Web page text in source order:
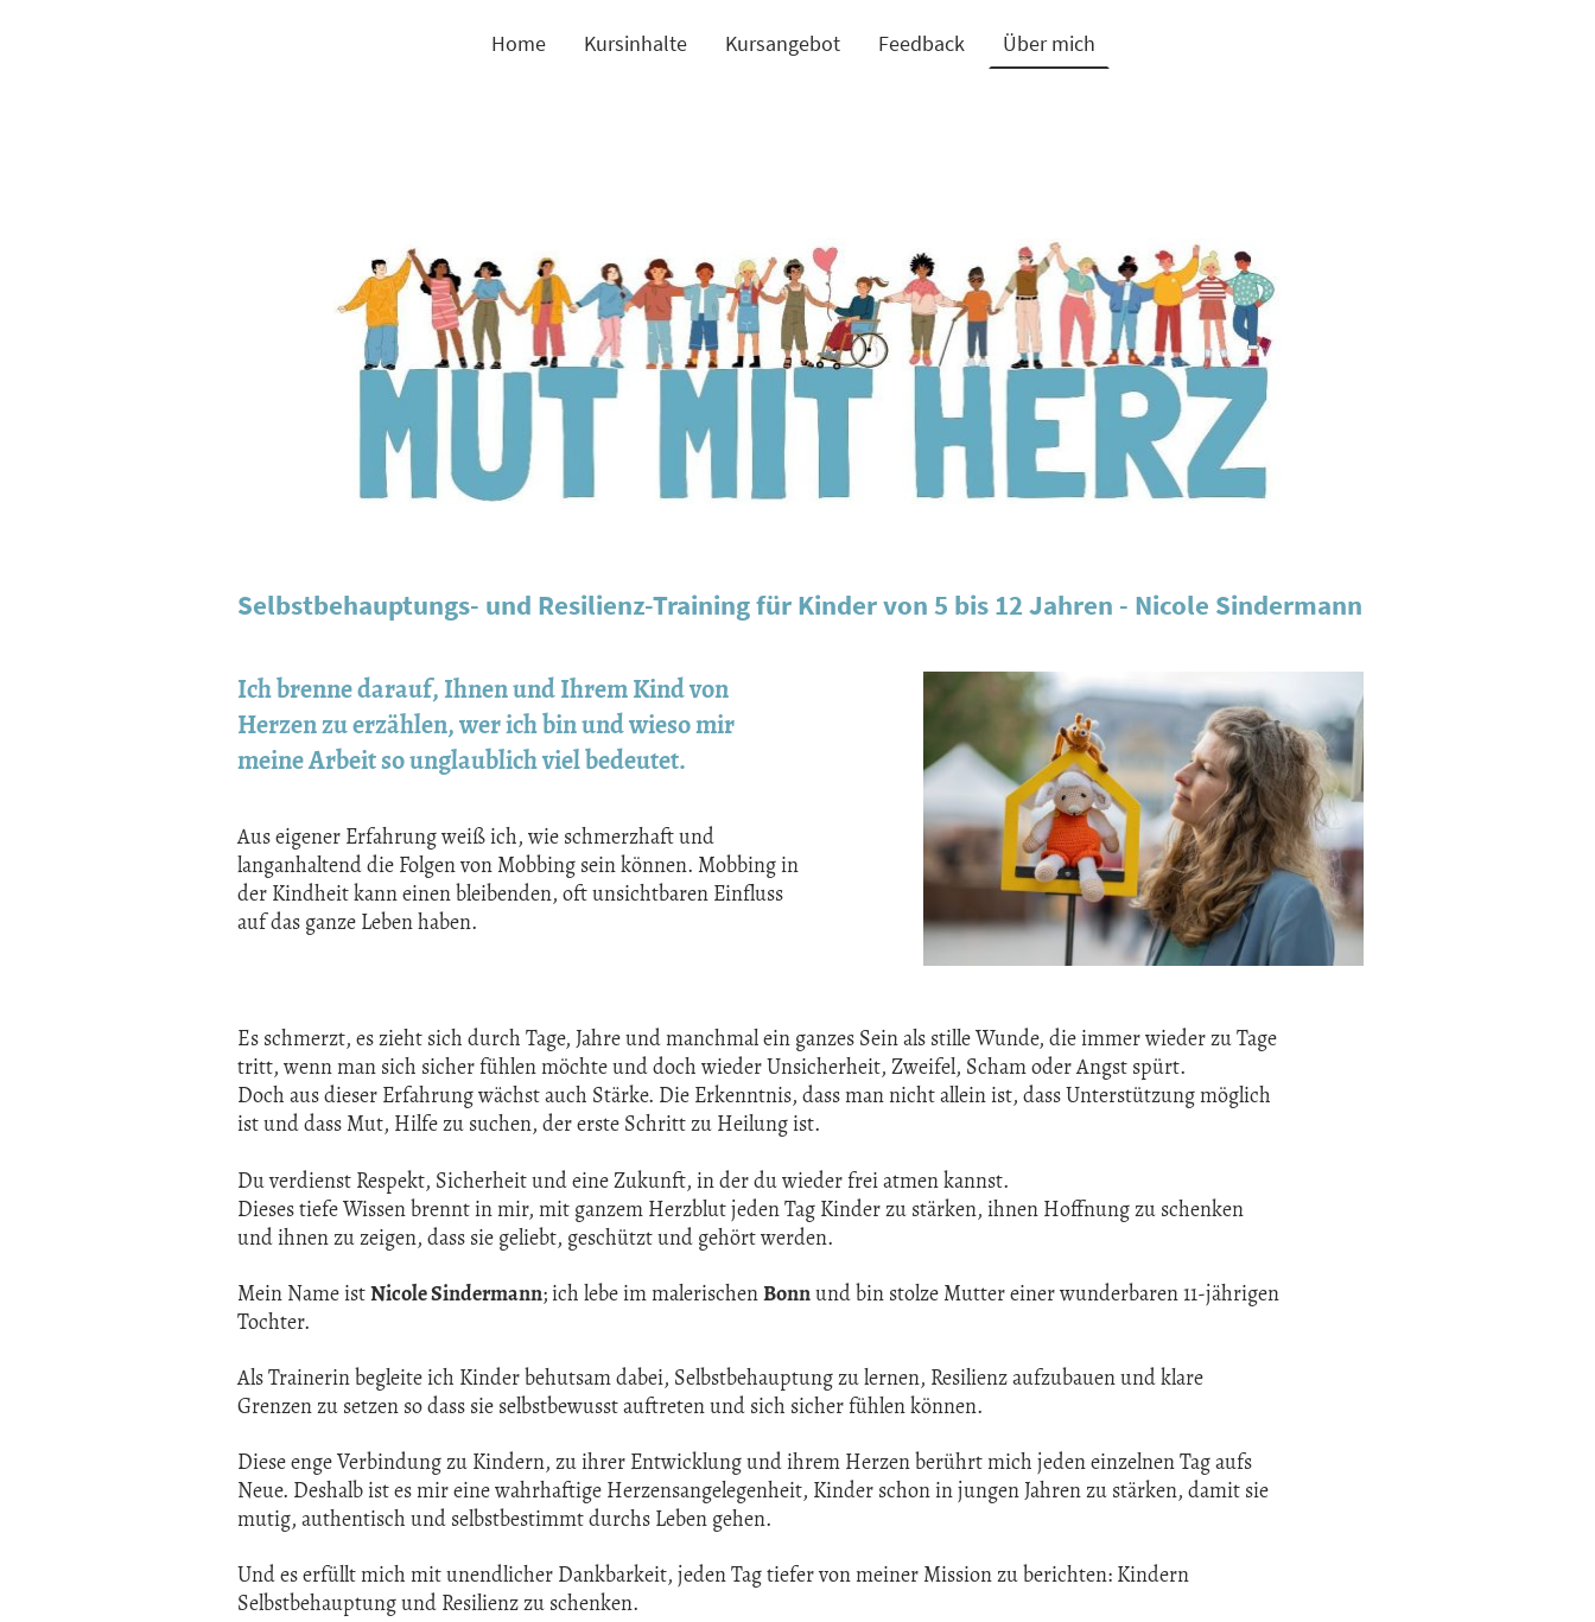
Home Kursinhalte Kursangebot Feedback Über mich
Selbstbehauptungs- und Resilienz-Training für Kinder von 5 bis 12 Jahren - Nicole Sindermann
Aus eigener Erfahrung weiß ich, wie schmerzhaft und
langanhaltend die Folgen von Mobbing sein können. Mobbing in
der Kindheit kann einen bleibenden, oft unsichtbaren Einfluss
auf das ganze Leben haben.
Ich brenne darauf, Ihnen und Ihrem Kind von
Herzen zu erzählen, wer ich bin und wieso mir
meine Arbeit so unglaublich viel bedeutet.
Es schmerzt, es zieht sich durch Tage, Jahre und manchmal ein ganzes Sein als stille Wunde, die immer wieder zu Tage
tritt, wenn man sich sicher fühlen möchte und doch wieder Unsicherheit, Zweifel, Scham oder Angst spürt.
Doch aus dieser Erfahrung wächst auch Stärke. Die Erkenntnis, dass man nicht allein ist, dass Unterstützung möglich
ist und dass Mut, Hilfe zu suchen, der erste Schritt zu Heilung ist.
Du verdienst Respekt, Sicherheit und eine Zukunft, in der du wieder frei atmen kannst.
Dieses tiefe Wissen brennt in mir, mit ganzem Herzblut jeden Tag Kinder zu stärken, ihnen Hoffnung zu schenken
und ihnen zu zeigen, dass sie geliebt, geschützt und gehört werden.
Mein Name istNicole Sindermann; ich lebe im malerischenBonnund bin stolze Mutter einer wunderbaren 11-jährigen
Tochter.
Als Trainerin begleite ich Kinder behutsam dabei, Selbstbehauptung zu lernen, Resilienz aufzubauen und klare
Grenzen zu setzen so dass sie selbstbewusst auftreten und sich sicher fühlen können.
Diese enge Verbindung zu Kindern, zu ihrer Entwicklung und ihrem Herzen berührt mich jeden einzelnen Tag aufs
Neue. Deshalb ist es mir eine wahrhaftige Herzensangelegenheit, Kinder schon in jungen Jahren zu stärken, damit sie
mutig, authentisch und selbstbestimmt durchs Leben gehen.
Und es erfüllt mich mit unendlicher Dankbarkeit, jeden Tag tiefer von meiner Mission zu berichten: Kindern
Selbstbehauptung und Resilienz zu schenken.